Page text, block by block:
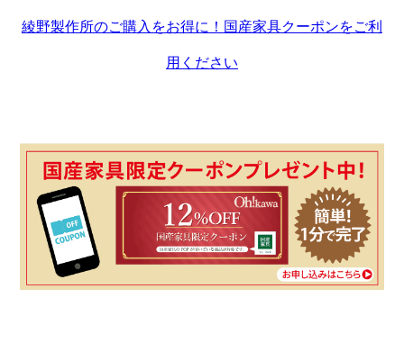
綾野製作所のご購入をお得に！国産家具クーポンをご利
用ください